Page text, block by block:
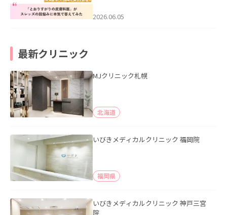
2026.06.05
最新クリニック
MJクリニック札幌
北海道
いびきメディカルクリニック 福岡院
福岡県
いびきメディカルクリニック 神戸三宮
院